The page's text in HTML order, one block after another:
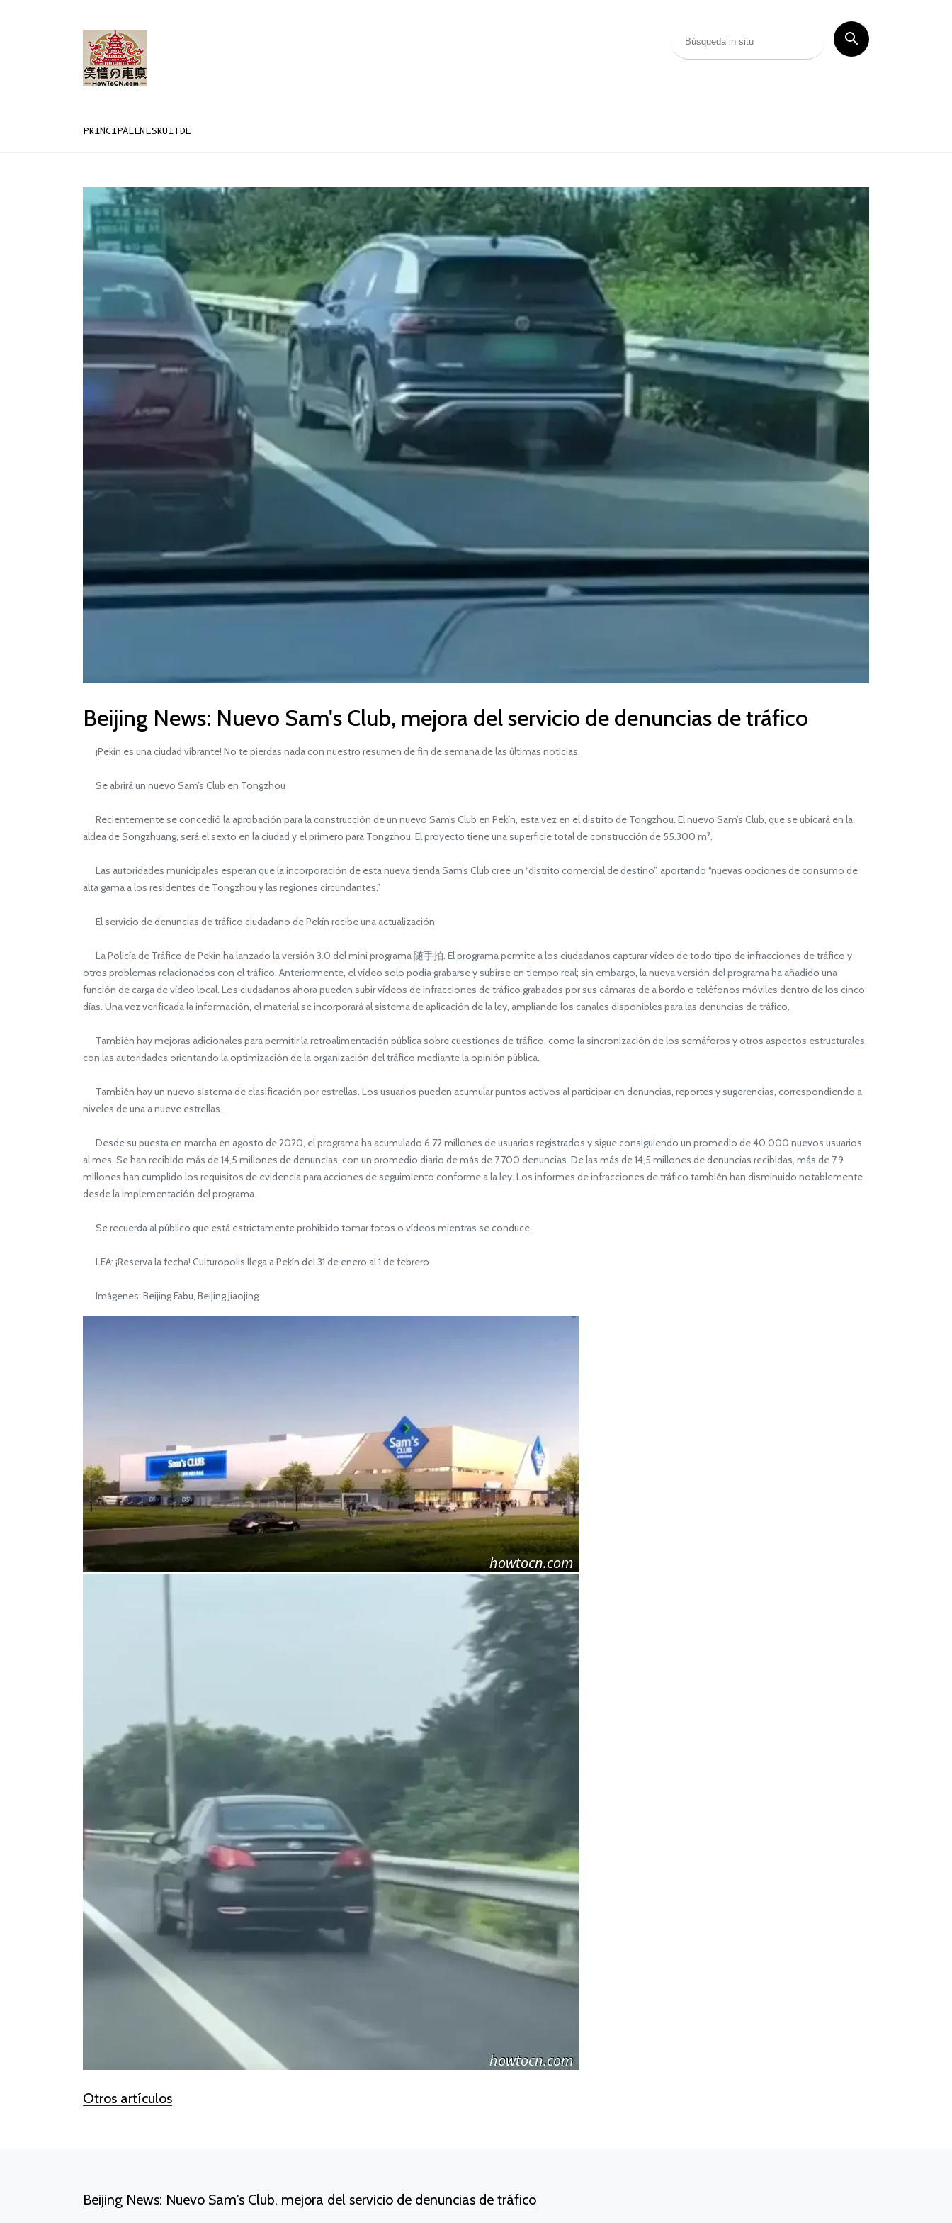
PRINCIPAL ENESRUITDE
Beijing News: Nuevo Sam's Club, mejora del servicio de denuncias de tráfico
¡Pekín es una ciudad vibrante! No te pierdas nada con nuestro resumen de fin de semana de las últimas noticias.
Se abrirá un nuevo Sam’s Club en Tongzhou
Recientemente se concedió la aprobación para la construcción de un nuevo Sam’s Club en Pekín, esta vez en el distrito de Tongzhou. El nuevo Sam’s Club, que se ubicará en la
aldea de Songzhuang, será el sexto en la ciudad y el primero para Tongzhou. El proyecto tiene una superficie total de construcción de 55.300 m².
Las autoridades municipales esperan que la incorporación de esta nueva tienda Sam’s Club cree un “distrito comercial de destino”, aportando “nuevas opciones de consumo de
alta gama a los residentes de Tongzhou y las regiones circundantes.”
El servicio de denuncias de tráfico ciudadano de Pekín recibe una actualización
La Policía de Tráfico de Pekín ha lanzado la versión 3.0 del mini programa 随手拍. El programa permite a los ciudadanos capturar vídeo de todo tipo de infracciones de tráfico y
otros problemas relacionados con el tráfico. Anteriormente, el vídeo solo podía grabarse y subirse en tiempo real; sin embargo, la nueva versión del programa ha añadido una
función de carga de vídeo local. Los ciudadanos ahora pueden subir vídeos de infracciones de tráfico grabados por sus cámaras de a bordo o teléfonos móviles dentro de los cinco
días. Una vez verificada la información, el material se incorporará al sistema de aplicación de la ley, ampliando los canales disponibles para las denuncias de tráfico.
También hay mejoras adicionales para permitir la retroalimentación pública sobre cuestiones de tráfico, como la sincronización de los semáforos y otros aspectos estructurales,
con las autoridades orientando la optimización de la organización del tráfico mediante la opinión pública.
También hay un nuevo sistema de clasificación por estrellas. Los usuarios pueden acumular puntos activos al participar en denuncias, reportes y sugerencias, correspondiendo a
niveles de una a nueve estrellas.
Desde su puesta en marcha en agosto de 2020, el programa ha acumulado 6,72 millones de usuarios registrados y sigue consiguiendo un promedio de 40.000 nuevos usuarios
al mes. Se han recibido más de 14,5 millones de denuncias, con un promedio diario de más de 7.700 denuncias. De las más de 14,5 millones de denuncias recibidas, más de 7,9
millones han cumplido los requisitos de evidencia para acciones de seguimiento conforme a la ley. Los informes de infracciones de tráfico también han disminuido notablemente
desde la implementación del programa.
Se recuerda al público que está estrictamente prohibido tomar fotos o vídeos mientras se conduce.
LEA: ¡Reserva la fecha! Culturopolis llega a Pekín del 31 de enero al 1 de febrero
Imágenes: Beijing Fabu, Beijing Jiaojing
Otros artículos
Beijing News: Nuevo Sam's Club, mejora del servicio de denuncias de tráfico